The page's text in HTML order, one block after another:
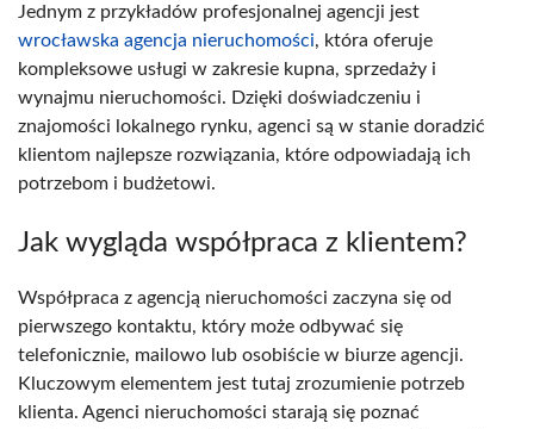
Jednym z przykładów profesjonalnej agencji jest
wrocławska agencja nieruchomości, która oferuje
kompleksowe usługi w zakresie kupna, sprzedaży i
wynajmu nieruchomości. Dzięki doświadczeniu i
znajomości lokalnego rynku, agenci są w stanie doradzić
klientom najlepsze rozwiązania, które odpowiadają ich
potrzebom i budżetowi.
Jak wygląda współpraca z klientem?
Współpraca z agencją nieruchomości zaczyna się od
pierwszego kontaktu, który może odbywać się
telefonicznie, mailowo lub osobiście w biurze agencji.
Kluczowym elementem jest tutaj zrozumienie potrzeb
klienta. Agenci nieruchomości starają się poznać